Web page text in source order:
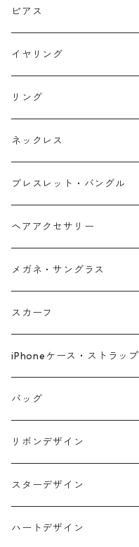
ピアス
イヤリング
リング
ネックレス
ブレスレット・バングル
ヘアアクセサリー
メガネ・サングラス
スカーフ
iPhoneケース・ストラップ
iPhone17シリーズ対応
バッグ
リボンデザイン
スターデザイン
ハートデザイン